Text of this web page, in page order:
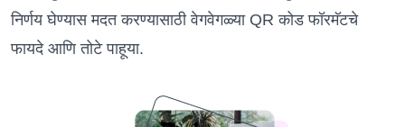
निर्णय घेण्यास मदत करण्यासाठी वेगवेगळ्या QR कोड फॉरमॅटचे
फायदे आणि तोटे पाहूया.